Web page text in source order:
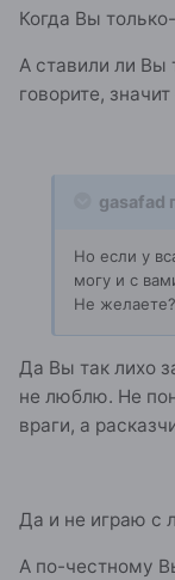
Когда Вы
А ставили ли Вы
говорите,
gasafad
Но если у
могу и с
Не желаете?
Да Вы так лихо
не люблю. Не
враги, а
Да и не играю с
А по-честному